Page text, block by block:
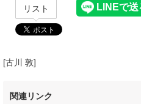
リスト
[古川 敦]
関連リンク